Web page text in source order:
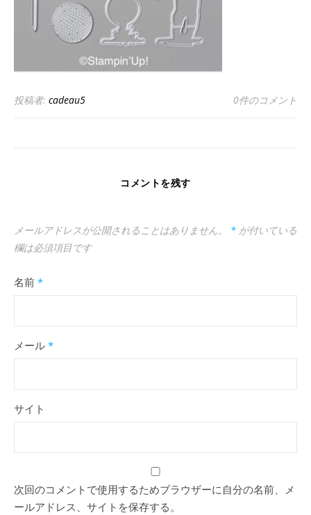
投稿者: cadeau5 0件のコメント
コメントを残す
メールアドレスが公開されることはありません。 * が付いている
欄は必須項目です
名前 *
メール *
サイト
次回のコメントで使用するためブラウザーに自分の名前、メ
ールアドレス、サイトを保存する。